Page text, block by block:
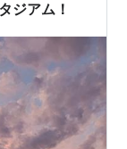
1時間27分
ジアム！